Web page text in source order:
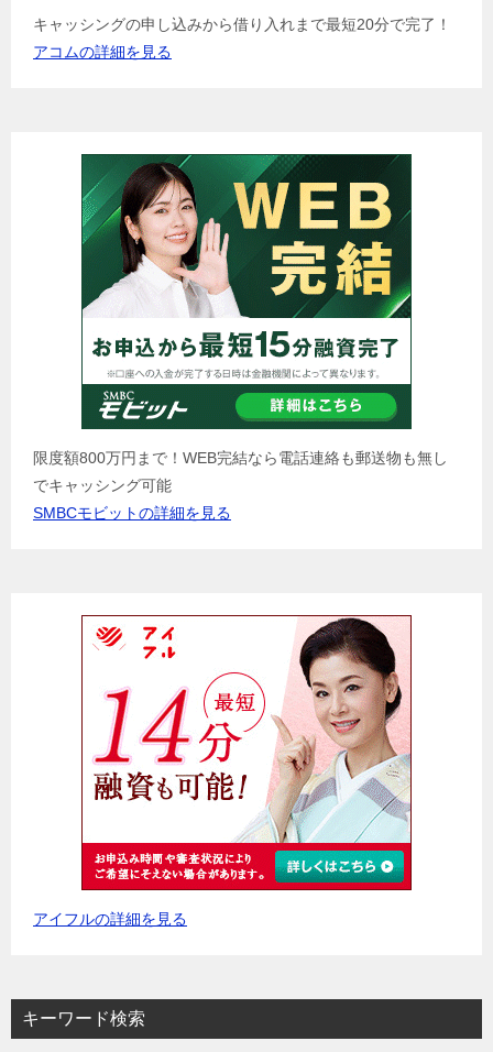
キャッシングの申し込みから借り入れまで最短20分で完了！
アコムの詳細を見る
限度額800万円まで！WEB完結なら電話連絡も郵送物も無し
でキャッシング可能
SMBCモビットの詳細を見る
アイフルの詳細を見る
キーワード検索